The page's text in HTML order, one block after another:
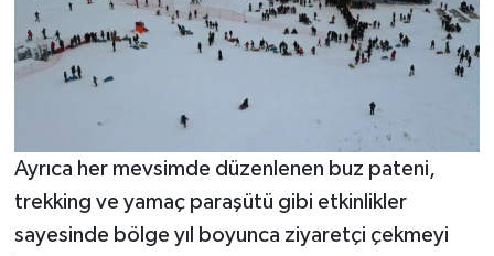
Ayrıca her mevsimde düzenlenen buz pateni,
trekking ve yamaç paraşütü gibi etkinlikler
sayesinde bölge yıl boyunca ziyaretçi çekmeyi